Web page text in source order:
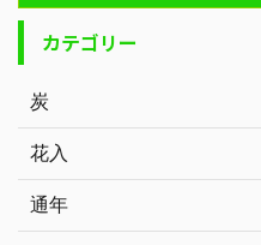
カテゴリー
炭
花入
通年